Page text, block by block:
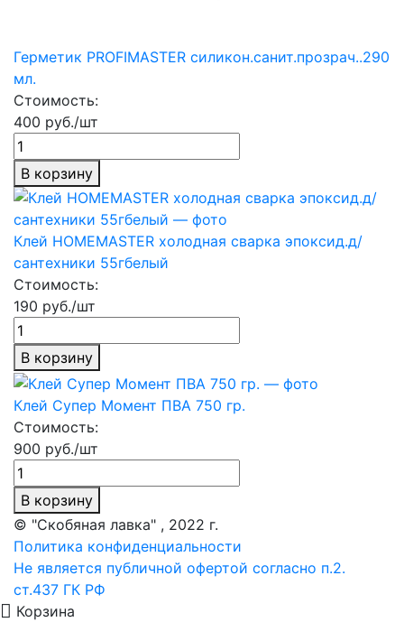
Герметик PROFIMASTER силикон.санит.прозрач..290
мл.
Стоимость:
400 руб./шт
В корзину
Клей HOMEMASTER холодная сварка эпоксид.д/
сантехники 55гбелый
Стоимость:
190 руб./шт
В корзину
Клей Супер Момент ПВА 750 гр.
Стоимость:
900 руб./шт
В корзину
© "Скобяная лавка" , 2022 г.
Политика конфиденциальности
Не является публичной офертой согласно п.2.
ст.437 ГК РФ
Корзина